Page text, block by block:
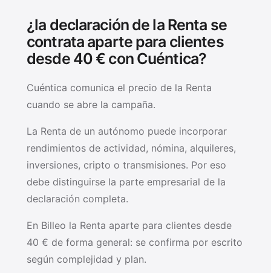
¿la declaración de la Renta se
contrata aparte para clientes
desde 40 € con Cuéntica?
Cuéntica comunica el precio de la Renta
cuando se abre la campaña.
La Renta de un autónomo puede incorporar
rendimientos de actividad, nómina, alquileres,
inversiones, cripto o transmisiones. Por eso
debe distinguirse la parte empresarial de la
declaración completa.
En Billeo la Renta aparte para clientes desde
40 € de forma general: se confirma por escrito
según complejidad y plan.